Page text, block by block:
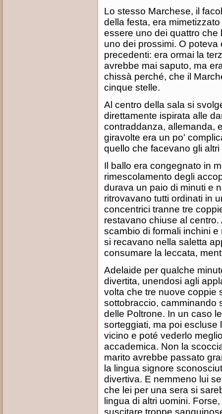
Lo stesso Marchese, il
della festa, era
essere uno dei quattro
uno dei prossimi. O
precedenti: era ormai la
avrebbe mai saputo, ma
chissà perché, che il
cinque stelle.
Al centro della sala si
direttamente ispirata alle
contraddanza, allemanda,
giravolte era un po'
quello che facevano gli
Il ballo era congegnato in
rimescolamento degli
durava un paio di minuti e
ritrovavano tutti ordinati in
concentrici tranne tre
restavano chiuse al
scambio di formali inchini
si recavano nella saletta
consumare la leccata,
Adelaide per qualche
divertita, unendosi agli
volta che tre nuove coppie
sottobraccio, camminando
delle Poltrone. In un caso
sorteggiati, ma poi escluse
vicino e poté vederlo
accademica. Non la
marito avrebbe passato
la lingua signore
divertiva. E nemmeno lui
che lei per una sera si
lingua di altri uomini.
suscitare troppe